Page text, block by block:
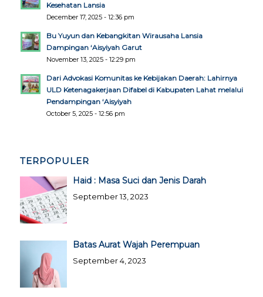
Kesehatan Lansia
December 17, 2025 - 12:36 pm
Bu Yuyun dan Kebangkitan Wirausaha Lansia
Dampingan ‘Aisyiyah Garut
November 13, 2025 - 12:29 pm
Dari Advokasi Komunitas ke Kebijakan Daerah: Lahirnya
ULD Ketenagakerjaan Difabel di Kabupaten Lahat melalui
Pendampingan ‘Aisyiyah
October 5, 2025 - 12:56 pm
TERPOPULER
Haid : Masa Suci dan Jenis Darah
September 13, 2023
Batas Aurat Wajah Perempuan
September 4, 2023